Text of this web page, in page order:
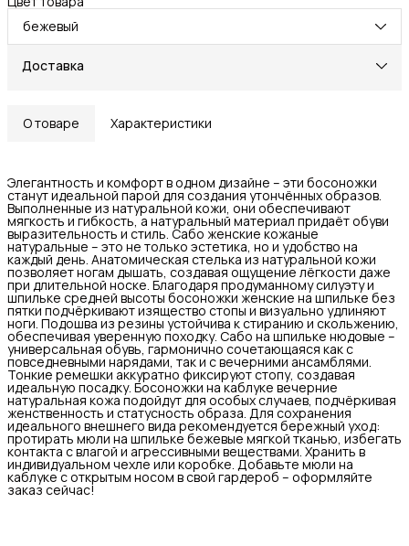
бежевый
Доставка
О товаре Характеристики
Элегантность и комфорт в одном дизайне – эти босоножки
станут идеальной парой для создания утончённых образов.
Выполненные из натуральной кожи, они обеспечивают
мягкость и гибкость, а натуральный материал придаёт обуви
выразительность и стиль. Сабо женские кожаные
натуральные – это не только эстетика, но и удобство на
каждый день. Анатомическая стелька из натуральной кожи
позволяет ногам дышать, создавая ощущение лёгкости даже
при длительной носке. Благодаря продуманному силуэту и
шпильке средней высоты босоножки женские на шпильке без
пятки подчёркивают изящество стопы и визуально удлиняют
ноги. Подошва из резины устойчива к стиранию и скольжению,
обеспечивая уверенную походку. Сабо на шпильке нюдовые –
универсальная обувь, гармонично сочетающаяся как с
повседневными нарядами, так и с вечерними ансамблями.
Тонкие ремешки аккуратно фиксируют стопу, создавая
идеальную посадку. Босоножки на каблуке вечерние
натуральная кожа подойдут для особых случаев, подчёркивая
женственность и статусность образа. Для сохранения
идеального внешнего вида рекомендуется бережный уход:
протирать мюли на шпильке бежевые мягкой тканью, избегать
контакта с влагой и агрессивными веществами. Хранить в
индивидуальном чехле или коробке. Добавьте мюли на
каблуке с открытым носом в свой гардероб – оформляйте
заказ сейчас!